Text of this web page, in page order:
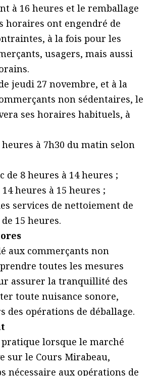
à 16 heures et le remballage
horaires ont engendré de
à la fois pour les
usagers, mais aussi
jeudi 27 novembre, et à la
non sédentaires, le
ses horaires habituels, à
heures à 7h30 du matin selon
de 8 heures à 14 heures ;
heures à 15 heures ;
services de nettoiement de
15 heures.
aux commerçants non
toutes les mesures
assurer la tranquillité des
toute nuisance sonore,
des opérations de déballage.
pratique lorsque le marché
sur le Cours Mirabeau,
nécessaire aux opérations de